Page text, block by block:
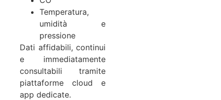
Temperatura,
umidità e
pressione
Dati affidabili, continui
e immediatamente
consultabili tramite
piattaforme cloud e
app dedicate.